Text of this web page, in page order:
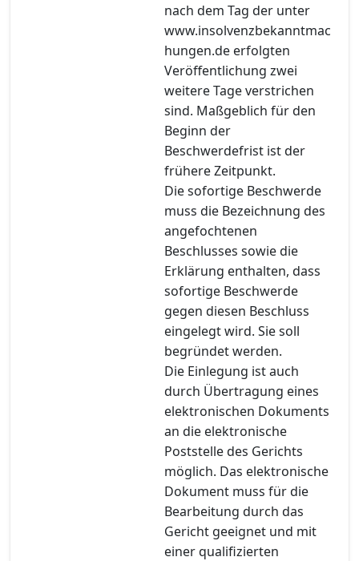
nach dem Tag der unter
www.insolvenzbekanntmac
hungen.de erfolgten
Veröffentlichung zwei
weitere Tage verstrichen
sind. Maßgeblich für den
Beginn der
Beschwerdefrist ist der
frühere Zeitpunkt.
Die sofortige Beschwerde
muss die Bezeichnung des
angefochtenen
Beschlusses sowie die
Erklärung enthalten, dass
sofortige Beschwerde
gegen diesen Beschluss
eingelegt wird. Sie soll
begründet werden.
Die Einlegung ist auch
durch Übertragung eines
elektronischen Dokuments
an die elektronische
Poststelle des Gerichts
möglich. Das elektronische
Dokument muss für die
Bearbeitung durch das
Gericht geeignet und mit
einer qualifizierten